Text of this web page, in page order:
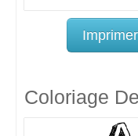
Coloriage